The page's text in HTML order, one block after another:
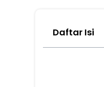
Daftar Isi